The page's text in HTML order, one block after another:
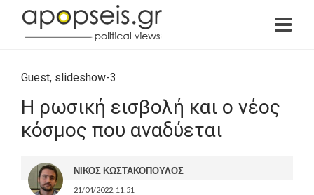
Guest, slideshow-3
Η ρωσική εισβολή και ο νέος
κόσμος που αναδύεται
ΝΙΚΟΣ ΚΩΣΤΑΚΟΠΟΥΛΟΣ
21/04/2022, 11:51